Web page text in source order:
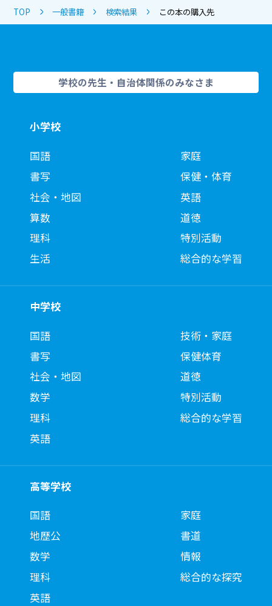
TOP 一般書籍 検索結果 この本の購入先
学校の先生・自治体関係のみなさま
小学校
国語
書写
社会・地図
算数
理科
生活
家庭
保健・体育
英語
道徳
特別活動
総合的な学習
中学校
国語
書写
社会・地図
数学
理科
英語
技術・家庭
保健体育
道徳
特別活動
総合的な学習
高等学校
国語
地歴公
数学
理科
英語
家庭
書道
情報
総合的な探究